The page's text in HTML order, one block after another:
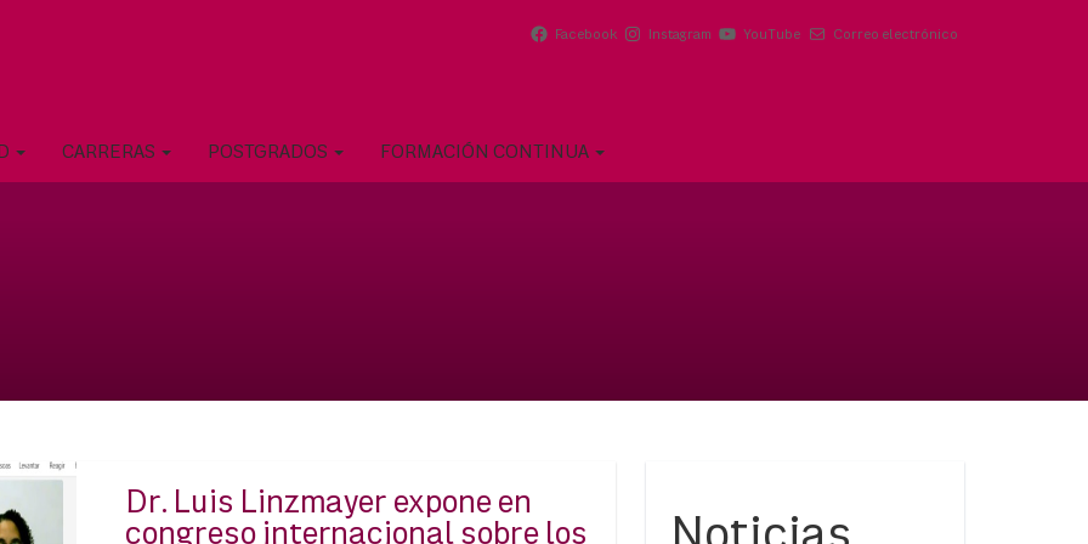
Facebook Instagram YouTube Correo electrónico
CARRERAS POSTGRADOS FORMACIÓN CONTINUA
Dr. Luis Linzmayer expone en
congreso internacional sobre los
Noticias